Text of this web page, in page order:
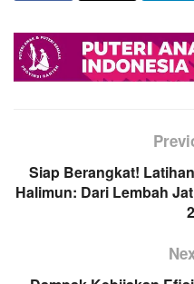
Siap Berangkat!
Halimun: Dari Lembah